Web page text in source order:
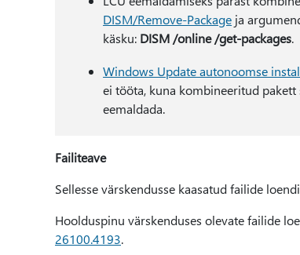
DISM/Remove-Package ja
käsku: DISM /online /get-packages.
Windows Update autonoomse
ei tööta, kuna kombineeritud pakett
eemaldada.
Failiteave
Sellesse värskendusse kaasatud failide loendi
Hoolduspinu värskenduses olevate failide
26100.4193.